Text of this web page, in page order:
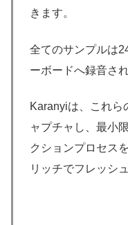
きます。
全てのサンプルは
ーボードへ録音さ
Karanyiは、これら
ャプチャし、最小
クションプロセス
リッチでフレッシ